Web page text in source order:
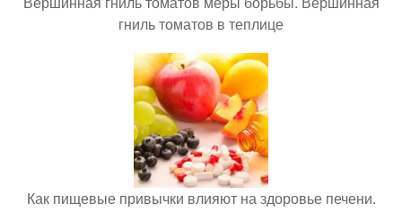
гниль томатов в теплице
Как пищевые привычки влияют на здоровье печени.